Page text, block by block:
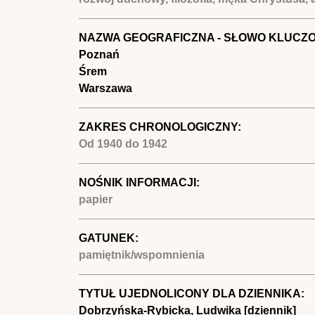
NAZWA GEOGRAFICZNA - SŁOWO
Poznań
Śrem
Warszawa
ZAKRES CHRONOLOGICZNY:
Od 1940do 1942
NOŚNIK INFORMACJI:
papier
GATUNEK:
pamiętnik/wspomnienia
TYTUŁ UJEDNOLICONY DLA DZIENNIKA:
Dobrzyńska-Rybicka, Ludwika [dziennik]